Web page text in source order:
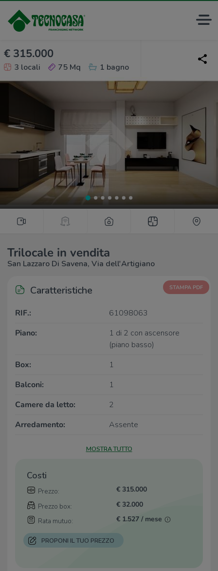
€ 315.000
3 locali 75 Mq 1 bagno
Trilocale in vendita
San Lazzaro Di Savena, Via dell'Artigiano
Caratteristiche STAMPA PDF
RIF.:
61098063
Piano:
1 di 2 con ascensore
(piano basso)
Box:
1
Balconi:
1
Camere da letto:
2
Arredamento:
Assente
MOSTRA TUTTO
Costi
Prezzo:
€ 315.000
Prezzo box:
€ 32.000
Rata mutuo:
€ 1.527 / mese
PROPONI IL TUO PREZZO